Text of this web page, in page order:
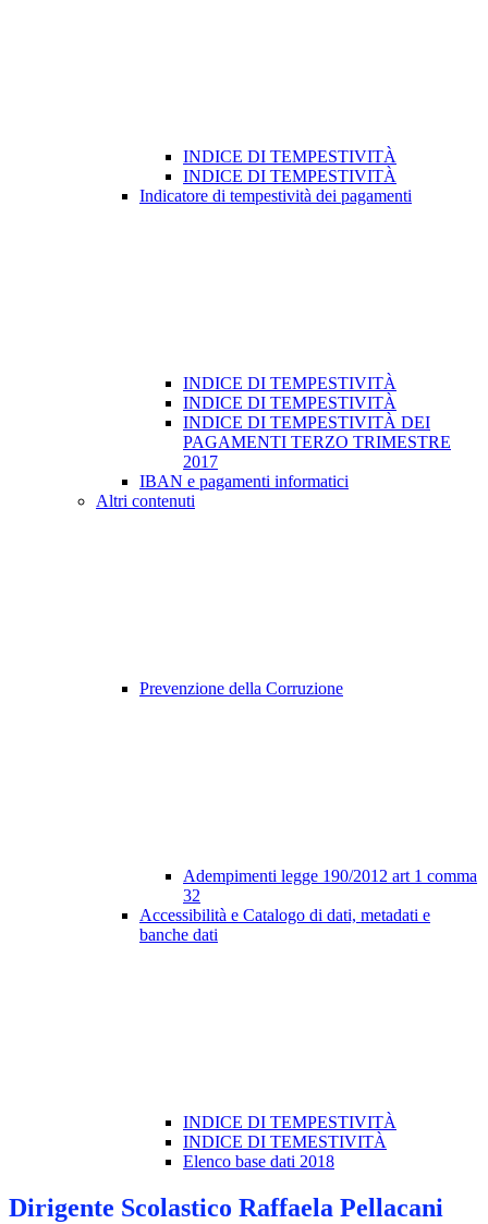
INDICE DI TEMPESTIVITÀ
INDICE DI TEMPESTIVITÀ
Indicatore di tempestività dei pagamenti
INDICE DI TEMPESTIVITÀ
INDICE DI TEMPESTIVITÀ
INDICE DI TEMPESTIVITÀ DEI
PAGAMENTI TERZO TRIMESTRE
2017
IBAN e pagamenti informatici
Altri contenuti
Prevenzione della Corruzione
Adempimenti legge 190/2012 art 1 comma
32
Accessibilità e Catalogo di dati, metadati e
banche dati
INDICE DI TEMPESTIVITÀ
INDICE DI TEMESTIVITÀ
Elenco base dati 2018
Dirigente Scolastico Raffaela Pellacani